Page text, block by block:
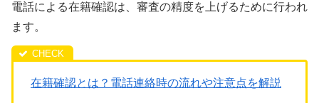
電話による在籍確認は、審査の精度を上げるために行われ
ます。
在籍確認とは？電話連絡時の流れや注意点を解説